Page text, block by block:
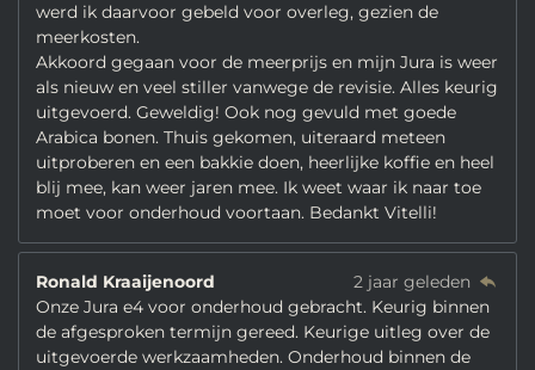
werd ik daarvoor gebeld voor overleg, gezien de
meerkosten.
Akkoord gegaan voor de meerprijs en mijn Jura is weer
als nieuw en veel stiller vanwege de revisie. Alles keurig
uitgevoerd. Geweldig! Ook nog gevuld met goede
Arabica bonen. Thuis gekomen, uiteraard meteen
uitproberen en een bakkie doen, heerlijke koffie en heel
blij mee, kan weer jaren mee. Ik weet waar ik naar toe
moet voor onderhoud voortaan. Bedankt Vitelli!
Ronald Kraaijenoord
2 jaar geleden
Onze Jura e4 voor onderhoud gebracht. Keurig binnen
de afgesproken termijn gereed. Keurige uitleg over de
uitgevoerde werkzaamheden. Onderhoud binnen de